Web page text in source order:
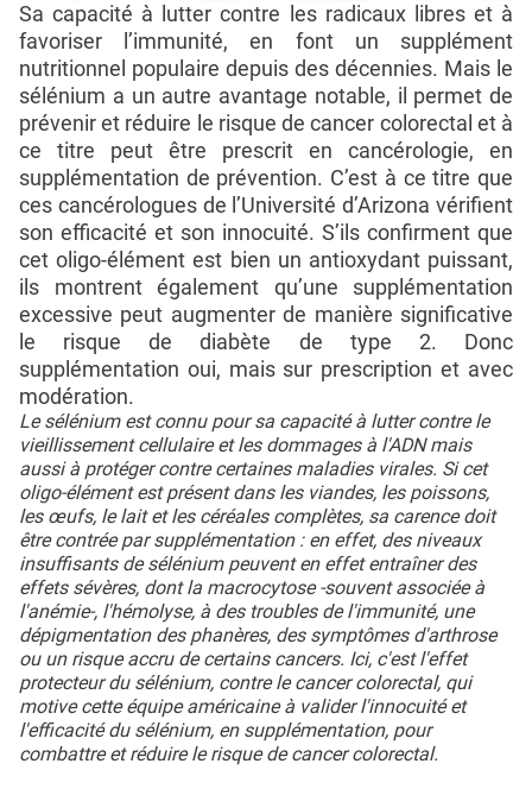
Sa capacité à lutter contre les radicaux libres et à
favoriser l’immunité, en font un supplément
nutritionnel populaire depuis des décennies. Mais le
sélénium a un autre avantage notable, il permet de
prévenir et réduire le risque de cancer colorectal et à
ce titre peut être prescrit en cancérologie, en
supplémentation de prévention. C’est à ce titre que
ces cancérologues de l’Université d’Arizona vérifient
son efficacité et son innocuité. S’ils confirment que
cet oligo-élément est bien un antioxydant puissant,
ils montrent également qu’une supplémentation
excessive peut augmenter de manière significative
le risque de diabète de type 2. Donc
supplémentation oui, mais sur prescription et avec
modération.
Le sélénium est connu pour sa capacité à lutter contre le
vieillissement cellulaire et les dommages à l'ADN mais
aussi à protéger contre certaines maladies virales. Si cet
oligo-élément est présent dans les viandes, les poissons,
les œufs, le lait et les céréales complètes, sa carence doit
être contrée par supplémentation : en effet, des niveaux
insuffisants de sélénium peuvent en effet entraîner des
effets sévères, dont la macrocytose -souvent associée à
l'anémie-, l'hémolyse, à des troubles de l'immunité, une
dépigmentation des phanères, des symptômes d'arthrose
ou un risque accru de certains cancers. Ici, c'est l'effet
protecteur du sélénium, contre le cancer colorectal, qui
motive cette équipe américaine à valider l'innocuité et
l'efficacité du sélénium, en supplémentation, pour
combattre et réduire le risque de cancer colorectal.